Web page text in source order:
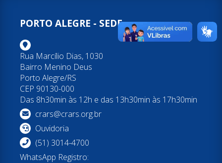
PORTO ALEGRE - SEDE
Rua Marcílio Dias, 1030
Bairro Menino Deus
Porto Alegre/RS
CEP 90130-000
Das 8h30min às 12h e das 13h30min às 17h30min
crars@crars.org.br
Ouvidoria
(51) 3014-4700
WhatsApp Registro: